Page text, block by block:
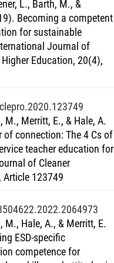
L., Barth, M., &
Becoming a competent
for sustainable
Journal of
Education, 20(4),
M., Merritt, E., & Hale, A.
of connection: The 4 Cs of
teacher education for
of Cleaner
Article 123749
M., Hale, A., & Merritt, E.
ESD-specific
competence for